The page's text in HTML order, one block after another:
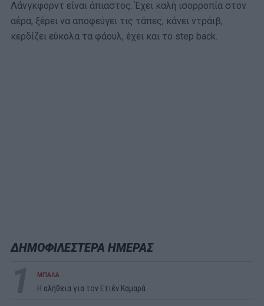
Λάνγκφορντ είναι άπιαστος. Έχει καλή ισορροπία στον
αέρα, ξέρει να αποφεύγει τις τάπες, κάνει ντράιβ,
κερδίζει εύκολα τα φάουλ, έχει και το step back.
ΔΗΜΟΦΙΛΕΣΤΕΡΑ ΗΜΕΡΑΣ
ΜΠΑΛΑ
Η αλήθεια για τον Ετιέν Καμαρά